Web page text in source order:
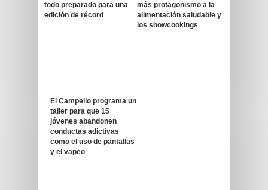
todo preparado para una
edición de récord
más protagonismo a la
alimentación saludable y
los showcookings
El Campello programa un
taller para que 15
jóvenes abandonen
conductas adictivas
como el uso de pantallas
y el vapeo